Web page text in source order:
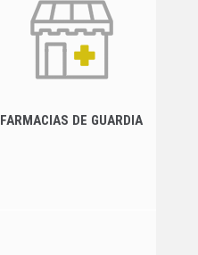
FARMACIAS DE GUARDIA